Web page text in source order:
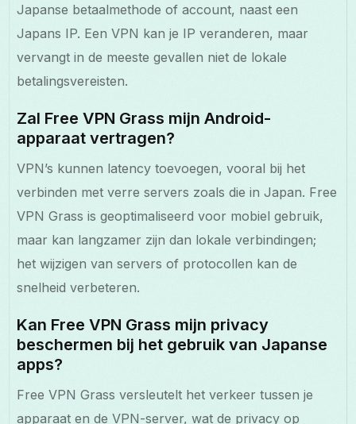
Japanse betaalmethode of account, naast een
Japans IP. Een VPN kan je IP veranderen, maar
vervangt in de meeste gevallen niet de lokale
betalingsvereisten.
Zal Free VPN Grass mijn Android-
apparaat vertragen?
VPN’s kunnen latency toevoegen, vooral bij het
verbinden met verre servers zoals die in Japan. Free
VPN Grass is geoptimaliseerd voor mobiel gebruik,
maar kan langzamer zijn dan lokale verbindingen;
het wijzigen van servers of protocollen kan de
snelheid verbeteren.
Kan Free VPN Grass mijn privacy
beschermen bij het gebruik van Japanse
apps?
Free VPN Grass versleutelt het verkeer tussen je
apparaat en de VPN-server, wat de privacy op